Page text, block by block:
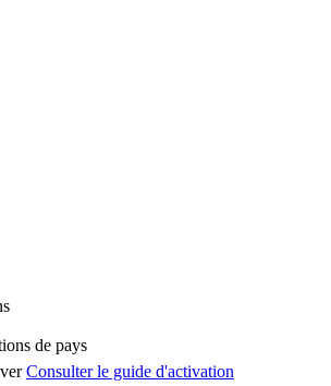
de pays
Consulter le guide d'activation